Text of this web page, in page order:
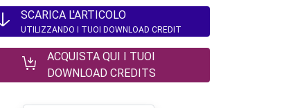
SCARICA L'ARTICOLO
UTILIZZANDO I TUOI DOWNLOAD CREDIT
ACQUISTA QUI I TUOI
DOWNLOAD CREDITS